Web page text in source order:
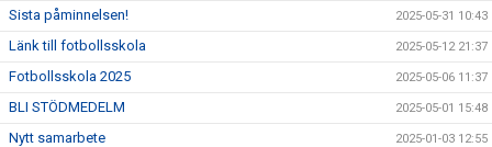
Sista påminnelsen! 2025-05-31 10:43
Länk till fotbollsskola 2025-05-12 21:37
Fotbollsskola 2025 2025-05-06 11:37
BLI STÖDMEDELM 2025-05-01 15:48
Nytt samarbete 2025-01-03 12:55